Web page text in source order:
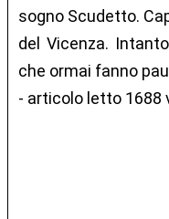
sogno Scudetto.
del Vicenza.
che ormai fanno
- articolo letto 1688